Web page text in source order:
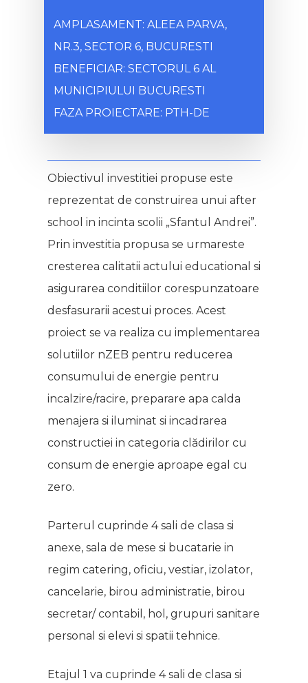
AMPLASAMENT: ALEEA PARVA,
NR.3, SECTOR 6, BUCURESTI
BENEFICIAR: SECTORUL 6 AL
MUNICIPIULUI BUCURESTI
FAZA PROIECTARE: PTH-DE
Obiectivul investitiei propuse este
reprezentat de construirea unui after
school in incinta scolii „Sfantul Andrei”.
Prin investitia propusa se urmareste
cresterea calitatii actului educational si
asigurarea conditiilor corespunzatoare
desfasurarii acestui proces. Acest
proiect se va realiza cu implementarea
solutiilor nZEB pentru reducerea
consumului de energie pentru
incalzire/racire, preparare apa calda
menajera si iluminat si incadrarea
constructiei in categoria clădirilor cu
consum de energie aproape egal cu
zero.
Parterul cuprinde 4 sali de clasa si
anexe, sala de mese si bucatarie in
regim catering, oficiu, vestiar, izolator,
cancelarie, birou administratie, birou
secretar/ contabil, hol, grupuri sanitare
personal si elevi si spatii tehnice.
Etajul 1 va cuprinde 4 sali de clasa si